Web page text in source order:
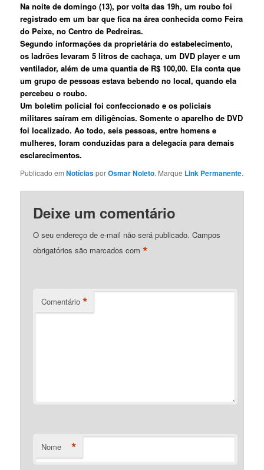
Na noite de domingo (13), por volta das 19h, um roubo foi
registrado em um bar que fica na área conhecida como Feira
do Peixe, no Centro de Pedreiras.
Segundo informações da proprietária do estabelecimento,
os ladrões levaram 5 litros de cachaça, um DVD player e um
ventilador, além de uma quantia de R$ 100,00. Ela conta que
um grupo de pessoas estava bebendo no local, quando ela
percebeu o roubo.
Um boletim policial foi confeccionado e os policiais
militares saíram em diligências. Somente o aparelho de DVD
foi localizado. Ao todo, seis pessoas, entre homens e
mulheres, foram conduzidas para a delegacia para demais
esclarecimentos.
Publicado emNotíciasporOsmar Noleto. Marque Link Permanente.
Deixe um comentário
O seu endereço de e-mail não será publicado. Campos
obrigatórios são marcados com*
Comentário *
Nome *